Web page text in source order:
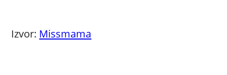
Izvor: Missmama